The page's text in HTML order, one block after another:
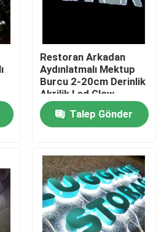
Mektup İşareti
Restoran Arkadan
Aydınlatmalı Mektup
Burcu 2-20cm Derinlik
Akrilik Led Glow
Tabela
Talep Gönder